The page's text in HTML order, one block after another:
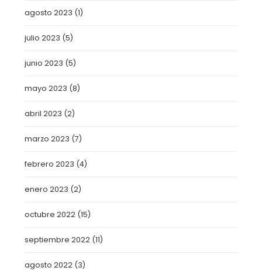
agosto 2023 (1)
julio 2023 (5)
junio 2023 (5)
mayo 2023 (8)
abril 2023 (2)
marzo 2023 (7)
febrero 2023 (4)
enero 2023 (2)
octubre 2022 (15)
septiembre 2022 (11)
agosto 2022 (3)